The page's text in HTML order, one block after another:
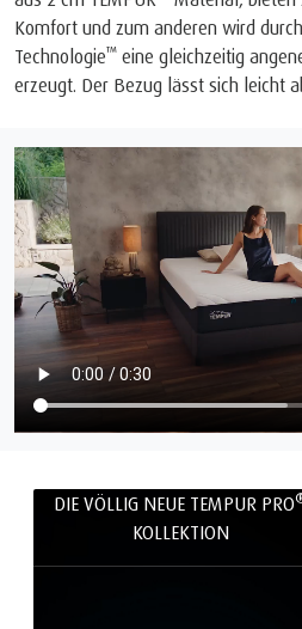
Komfort und zum anderen wird
Technologie™ eine gleichzeitig
erzeugt. Der Bezug lässt sich leicht
DIE VÖLLIG NEUE TEMPUR PRO
KOLLEKTION